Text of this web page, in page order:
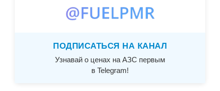
ПОДПИСАТЬСЯ НА КАНАЛ
Узнавай о ценах на АЗС первым
в Telegram!